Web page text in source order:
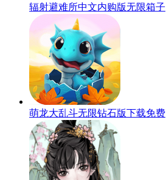
辐射避难所中文内购版无限箱子
萌龙大乱斗无限钻石版下载免费